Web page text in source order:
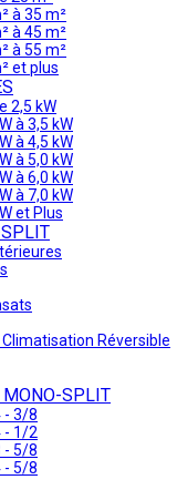
à 35 m²
à 45 m²
à 55 m²
et plus
2,5 kW
à 3,5 kW
à 4,5 kW
à 5,0 kW
à 6,0 kW
à 7,0 kW
et Plus
Réversible
MONO-SPLIT
- 3/8
- 1/2
- 5/8
- 5/8